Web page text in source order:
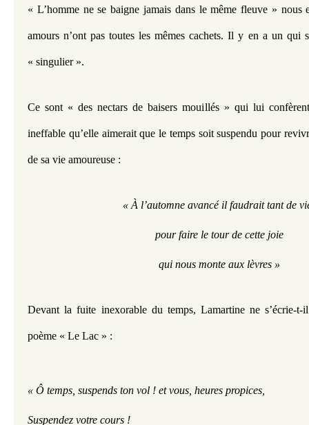
« L’homme ne se baigne jamais dans le même fleuve » nous
amours n’ont pas toutes les mêmes cachets. Il y en a un qui
« singulier ».
Ce sont « des nectars de baisers mouillés » qui lui
ineffable qu’elle aimerait que le temps soit suspendu pour
de sa vie amoureuse :
« À l’automne avancé il faudrait tant de
pour faire le tour de cette joie
qui nous monte aux lèvres »
Devant la fuite inexorable du temps, Lamartine ne s’écrie-t-
poème « Le Lac » :
« Ô temps, suspends ton vol ! et vous, heures propices,
Suspendez votre cours !